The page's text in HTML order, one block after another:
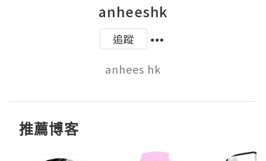
anheeshk
追蹤
anhees hk
推薦博客